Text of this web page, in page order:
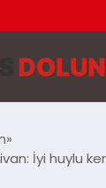
İyi huylu